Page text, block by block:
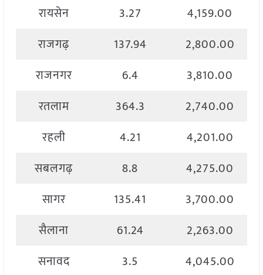
रायसेन
3.27
4,159.00
राजगढ़
137.94
2,800.00
राजनगर
6.4
3,810.00
रतलाम
364.3
2,740.00
रहली
4.21
4,201.00
सबलगढ़
8.8
4,275.00
सागर
135.41
3,700.00
सैलाना
61.24
2,263.00
सनावद
3.5 4,045.00